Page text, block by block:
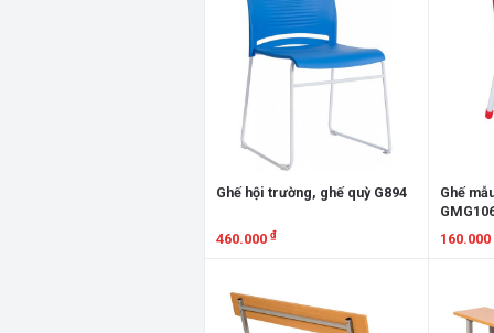
Ghế hội trường, ghế quỳ G894
460.000 ₫
Ghế
160.000